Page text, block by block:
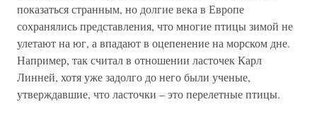
показаться странным, но долгие века в Европе
сохранялись представления, что многие птицы зимой не
улетают на юг, а впадают в оцепенение на морском дне.
Например, так считал в отношении ласточек Карл
Линней, хотя уже задолго до него были ученые,
утверждавшие, что ласточки – это перелетные птицы.